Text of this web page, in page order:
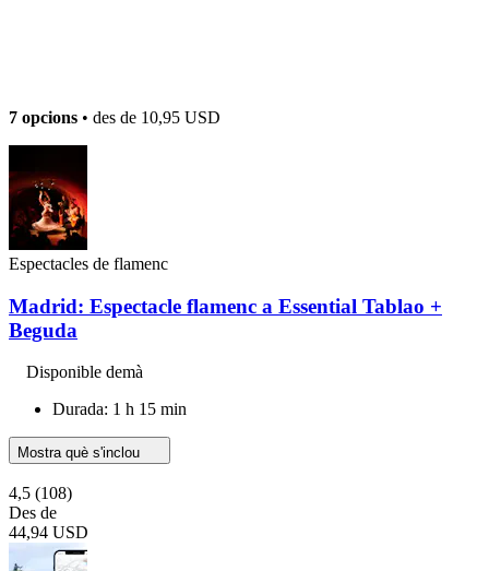
7 opcions • des de 10,95 USD
Espectacles de flamenc
Madrid: Espectacle flamenc a Essential Tablao +
Beguda
Disponible demà
Durada: 1 h 15 min
Mostra què s'inclou
4,5 (108)
Des de
44,94 USD